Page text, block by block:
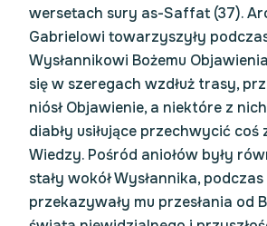
wersetach sury as-Saffat (37).
Gabrielowi towarzyszyły
Wysłannikowi Bożemu
się w szeregach wzdłuż trasy,
niósł Objawienie, a niektóre z
diabły usiłujące przechwycić coś
Wiedzy. Pośród aniołów były
stały wokół Wysłannika,
przekazywały mu przesłania od